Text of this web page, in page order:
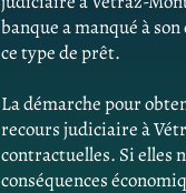
banque a manqué à
ce type de prêt.
La démarche pour
recours judiciaire à
contractuelles. Si elles
conséquences